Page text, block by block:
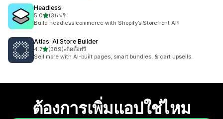
Headless
5.0เต็ม 5 ดาว
(3)
ทั้งหมด 3 รีวิว
•ฟรี
Build headless commerce with Shopify’s Storefront API
Atlas: AI Store Builder
4.7เต็ม 5 ดาว
(389)
ทั้งหมด 389 รีวิว
•ติดตั้งฟรี
Sell more with AI-built pages, smart bundles, & cart upsells.
ต้องการเพิ่มแอปใช่ไหม